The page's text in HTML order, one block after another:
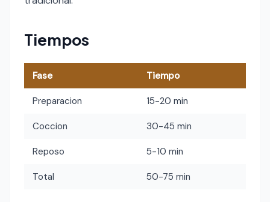
Tiempos
Fase Tiempo
Preparacion 15-20 min
Coccion 30-45 min
Reposo 5-10 min
Total 50-75 min